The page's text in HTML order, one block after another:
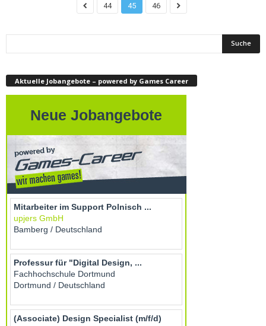
44 45 46
Aktuelle Jobangebote – powered by Games Career